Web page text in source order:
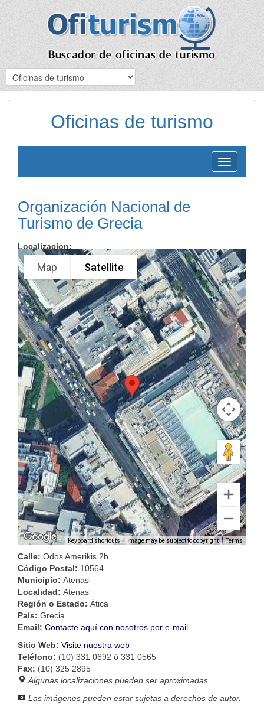
Oficinas de turismo
Toggle
navigation
Organización Nacional de
Turismo de Grecia
Localizacion:
Map Satellite
Keyboard shortcuts Image may be subject to copyright Terms
Calle: Odos Amerikis 2b
Código Postal: 10564
Municipio: Atenas
Localidad: Atenas
Región o Estado: Ática
País: Grecia
Email: Contacte aquí con nosotros por e-mail
Sitio Web: Visite nuestra web
Teléfono: (10) 331 0692 ó 331 0565
Fax: (10) 325 2895
Algunas localizaciones pueden ser aproximadas
Las imágenes pueden estar sujetas a derechos de autor.